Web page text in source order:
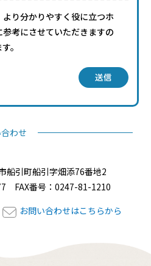
り分かりやすく役に立つホ
考にさせていただきますの
。
送信
わせ
船引町船引字畑添76番地2
FAX番号：0247-81-1210
お問い合わせはこちらから